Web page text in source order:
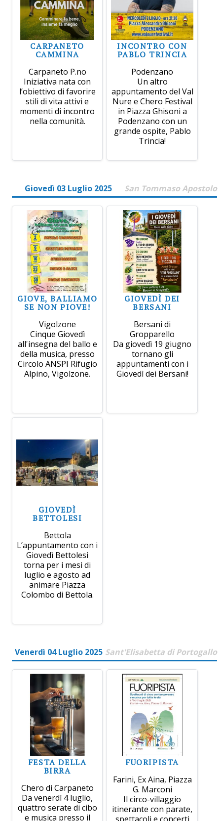
CARPANETO
CAMMINA
Carpaneto P.no
Iniziativa nata con
l’obiettivo di favorire
stili di vita attivi e
momenti di incontro
nella comunità.
INCONTRO CON
PABLO TRINCIA
Podenzano
Un altro
appuntamento del Val
Nure e Chero Festival
in Piazza Ghisoni a
Podenzano con un
grande ospite, Pablo
Trincia!
Giovedì 03 Luglio 2025 San Tommaso Apostolo
GIOVE, BALLIAMO
SE NON PIOVE!
Vigolzone
Cinque Giovedì
all'insegna del ballo e
della musica, presso
Circolo ANSPI Rifugio
Alpino, Vigolzone.
GIOVEDÌ DEI
BERSANI
Bersani di
Gropparello
Da giovedì 19 giugno
tornano gli
appuntamenti con i
Giovedì dei Bersani!
GIOVEDÌ
BETTOLESI
Bettola
L’appuntamento con i
Giovedì Bettolesi
torna per i mesi di
luglio e agosto ad
animare Piazza
Colombo di Bettola.
Venerdì 04 Luglio 2025 Sant'Elisabetta di Portogallo
FESTA DELLA
BIRRA
Chero di Carpaneto
Da venerdì 4 luglio,
quattro serate di cibo
e musica presso il
FUORIPISTA
Farini, Ex Aina, Piazza
G. Marconi
Il circo-villaggio
itinerante con parate,